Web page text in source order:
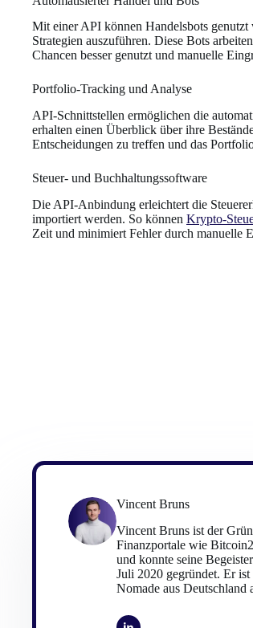
Mit einer API können Handelsbots genutzt
Strategien auszuführen. Diese Bots
Chancen besser genutzt und manuelle
Portfolio-Tracking und Analyse
API-Schnittstellen ermöglichen die
erhalten einen Überblick über ihre
Entscheidungen zu treffen und das
Steuer- und Buchhaltungssoftware
Die API-Anbindung erleichtert die
importiert werden. So können Krypto-
Zeit und minimiert Fehler durch manuelle
Vincent Bruns
Vincent Bruns ist der
Finanzportale wie
und konnte seine
Juli 2020 gegründet. Er
Nomade aus Deutschland